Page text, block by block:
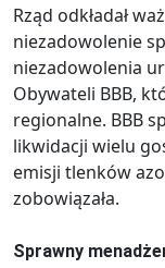
Rząd odkładał
niezadowolenie
niezadowolenia
Obywateli BBB,
regionalne. BBB
likwidacji wielu
emisji tlenków
zobowiązała.
Sprawny